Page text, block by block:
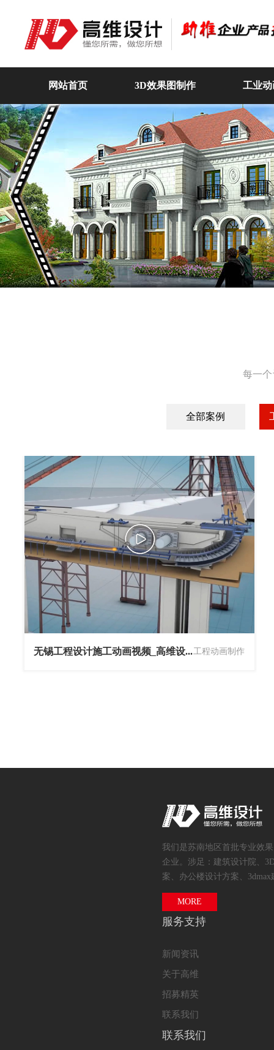
高维动画
网站首页 3D效果图制作 工业
关于我们
每一
全部案例
无锡工程设计施工动画视频_高维设...工程动画制作
我们是苏南地区首批专业效
企业。涉足：建筑设计院、
案、办公楼设计方案、
MORE
服务支持
新闻资讯
关于高维
招募精英
联系我们
联系我们